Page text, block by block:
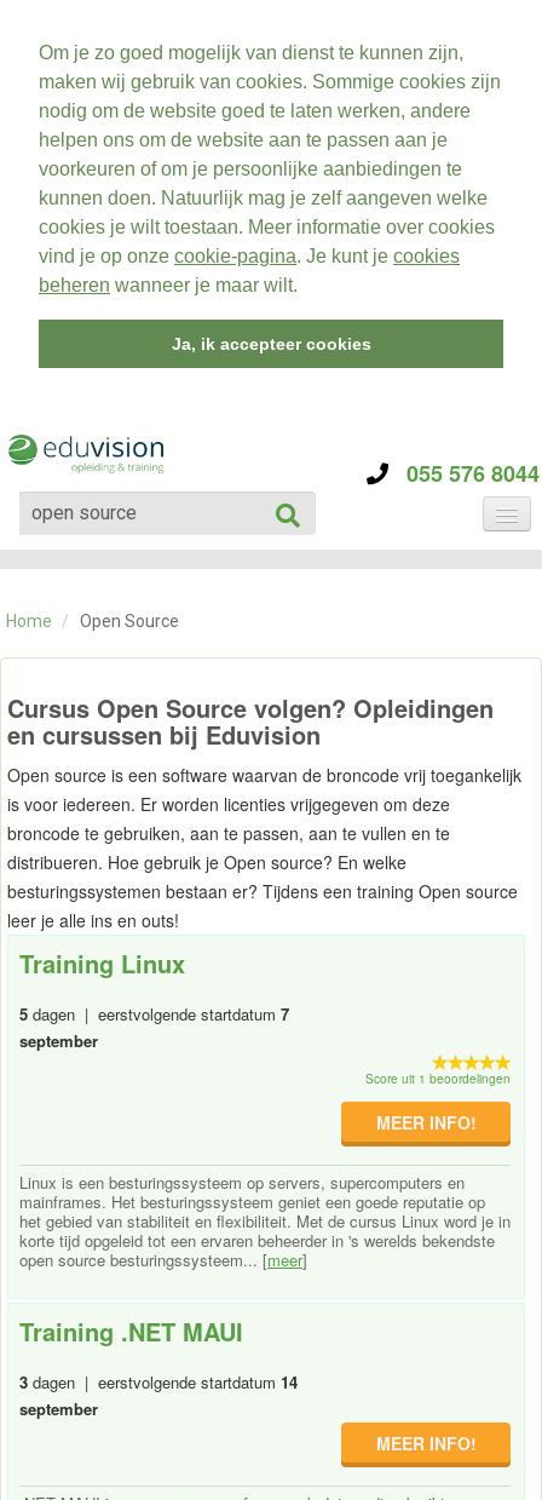
Om je zo goed mogelijk van dienst te kunnen zijn,
maken wij gebruik van cookies. Sommige cookies zijn
nodig om de website goed te laten werken, andere
helpen ons om de website aan te passen aan je
voorkeuren of om je persoonlijke aanbiedingen te
kunnen doen. Natuurlijk mag je zelf aangeven welke
cookies je wilt toestaan. Meer informatie over cookies
vind je op onze cookie-pagina. Je kunt je cookies
beheren wanneer je maar wilt.
Ja, ik accepteer cookies
055 576 8044
CATEGORIE
OVER ONS
CONTACT
Home / Open Source
Cursus Open Source volgen? Opleidingen
en cursussen bij Eduvision
Open source is een software waarvan de broncode vrij toegankelijk
is voor iedereen. Er worden licenties vrijgegeven om deze
broncode te gebruiken, aan te passen, aan te vullen en te
distribueren. Hoe gebruik je Open source? En welke
besturingssystemen bestaan er? Tijdens een training Open source
leer je alle ins en outs!
Training Linux
5 dagen | eerstvolgende startdatum 7
september
Score uit 1 beoordelingen
MEER INFO!
Linux is een besturingssysteem op servers, supercomputers en
mainframes. Het besturingssysteem geniet een goede reputatie op
het gebied van stabiliteit en flexibiliteit. Met de cursus Linux word je in
korte tijd opgeleid tot een ervaren beheerder in 's werelds bekendste
open source besturingssysteem... [meer]
Training .NET MAUI
3 dagen | eerstvolgende startdatum 14
september
MEER INFO!